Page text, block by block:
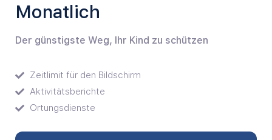
Monatlich
Der günstigste Weg, Ihr Kind zu schützen
Zeitlimit für den Bildschirm
Aktivitätsberichte
Ortungsdienste